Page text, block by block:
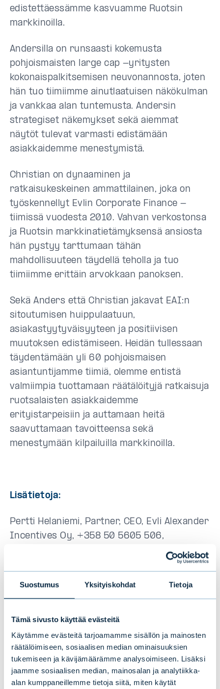
Suostumus Yksityiskohdat Tietoja
Tämä sivusto käyttää evästeitä
Käytämme evästeitä tarjoamamme sisällön ja mainosten
räätälöimiseen, sosiaalisen median ominaisuuksien
tukemiseen ja kävijämäärämme analysoimiseen. Lisäksi
jaamme sosiaalisen median, mainosalan ja analytiikka-
alan kumppaneillemme tietoja siitä, miten käytät
edistettäessämme kasvuamme Ruotsin
markkinoilla.
Andersilla on runsaasti kokemusta
pohjoismaisten large cap -yritysten
kokonaispalkitsemisen neuvonannosta, joten
hän tuo tiimiimme ainutlaatuisen näkökulman
ja vankkaa alan tuntemusta. Andersin
strategiset näkemykset sekä aiemmat
näytöt tulevat varmasti edistämään
asiakkaidemme menestymistä.
Christian on dynaaminen ja
ratkaisukeskeinen ammattilainen, joka on
työskennellyt Evlin Corporate Finance -
tiimissä vuodesta 2010. Vahvan verkostonsa
ja Ruotsin markkinatietämyksensä ansiosta
hän pystyy tarttumaan tähän
mahdollisuuteen täydellä teholla ja tuo
tiimiimme erittäin arvokkaan panoksen.
Sekä Anders että Christian jakavat EAI:n
sitoutumisen huippulaatuun,
asiakastyytyväisyyteen ja positiivisen
muutoksen edistämiseen. Heidän tullessaan
täydentämään yli 60 pohjoismaisen
asiantuntijamme tiimiä, olemme entistä
valmiimpia tuottamaan räätälöityjä ratkaisuja
ruotsalaisten asiakkaidemme
erityistarpeisiin ja auttamaan heitä
saavuttamaan tavoitteensa sekä
menestymään kilpailuilla markkinoilla.
Lisätietoja:
Pertti Helaniemi, Partner, CEO, Evli Alexander
Incentives Oy, +358 50 5605 506,
Tämä saattaa myös
kiinnostaa sinua